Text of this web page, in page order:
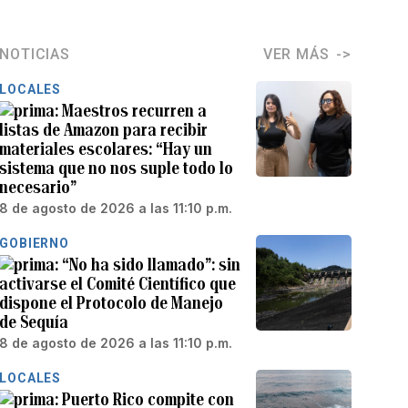
NOTICIAS VER MÁS
LOCALES
Maestros recurren a
listas de Amazon para recibir
materiales escolares: “Hay un
sistema que no nos suple todo lo
necesario”
8 de agosto de 2026 a las 11:10 p.m.
GOBIERNO
“No ha sido llamado”: sin
activarse el Comité Científico que
dispone el Protocolo de Manejo
de Sequía
8 de agosto de 2026 a las 11:10 p.m.
LOCALES
Puerto Rico compite con